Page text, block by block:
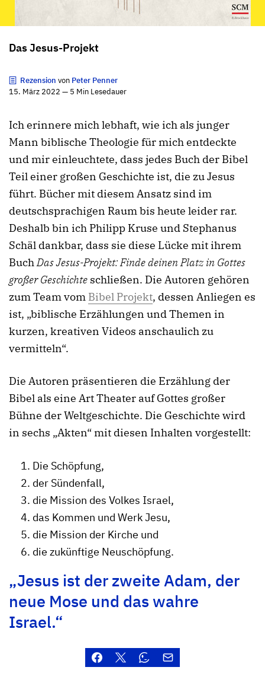
Das Jesus-Projekt
Rezension von Peter Penner
15. März 2022 — 5 Min Lesedauer
Ich erinnere mich lebhaft, wie ich als junger
Mann biblische Theologie für mich entdeckte
und mir einleuchtete, dass jedes Buch der Bibel
Teil einer großen Geschichte ist, die zu Jesus
führt. Bücher mit diesem Ansatz sind im
deutschsprachigen Raum bis heute leider rar.
Deshalb bin ich Philipp Kruse und Stephanus
Schäl dankbar, dass sie diese Lücke mit ihrem
BuchDas Jesus-Projekt: Finde deinen Platz in Gottes
großer Geschichte schließen. Die Autoren gehören
zum Team vom Bibel Projekt, dessen Anliegen es
ist, „biblische Erzählungen und Themen in
kurzen, kreativen Videos anschaulich zu
vermitteln“.
Die Autoren präsentieren die Erzählung der
Bibel als eine Art Theater auf Gottes großer
Bühne der Weltgeschichte. Die Geschichte wird
in sechs „Akten“ mit diesen Inhalten vorgestellt:
Die Schöpfung,
der Sündenfall,
die Mission des Volkes Israel,
das Kommen und Werk Jesu,
die Mission der Kirche und
die zukünftige Neuschöpfung.
„Jesus ist der zweite Adam, der
neue Mose und das wahre
Israel.“